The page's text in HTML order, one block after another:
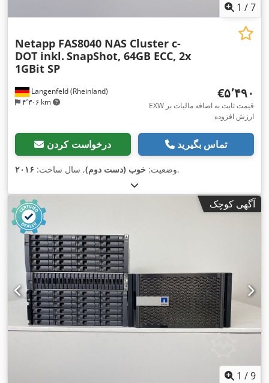
1 /7
Langenfeld (Rheinland)
۴٬۳۰۶ km
Netapp FAS8040 NAS Cluster c-
DOT inkl. SnapShot, 64GB ECC, 2x
1GBit SP
‎€۵٬۴۹۰
EXW قیمت ثابت به اضافه مالیات بر
ارزش افزوده
درخواست کردن تماس بگیرید
وضعیت: خوب (دست دوم), سال ساخت: ۲۰۱۶ ,
آگهی کوچک
1 /9